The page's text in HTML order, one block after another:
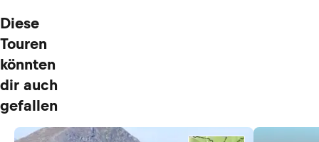
Diese
Touren
könnten
dir auch
gefallen